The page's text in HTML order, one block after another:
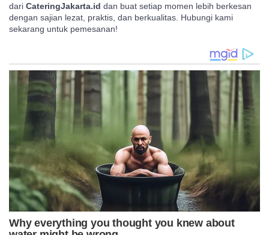
dari CateringJakarta.id dan buat setiap momen lebih berkesan
dengan sajian lezat, praktis, dan berkualitas. Hubungi kami
sekarang untuk pemesanan!